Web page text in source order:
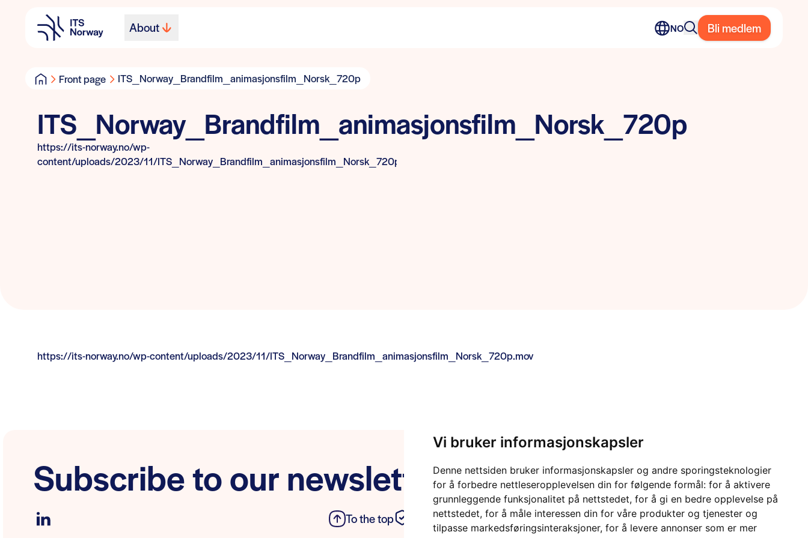
Vi bruker informasjonskapsler
Denne nettsiden bruker informasjonskapsler og andre sporingsteknologier
for å forbedre nettleseropplevelsen din for følgende formål: for å aktivere
grunnleggende funksjonalitet på nettstedet, for å gi en bedre opplevelse på
nettstedet, for å måle interessen din for våre produkter og tjenester og
tilpasse markedsføringsinteraksjoner, for å levere annonser som er mer
About NO Bli medlem
Front page ITS_Norway_Brandfilm_animasjonsfilm_Norsk_720p
ITS_Norway_Brandfilm_animasjonsfilm_Norsk_720p
https://its-norway.no/wp-
content/uploads/2023/11/ITS_Norway_Brandfilm_animasjonsfilm_Norsk_720p.mov
https://its-norway.no/wp-content/uploads/2023/11/ITS_Norway_Brandfilm_animasjonsfilm_Norsk_720p.mov
Subscribe to our newsletter
To the top Privacy Policy